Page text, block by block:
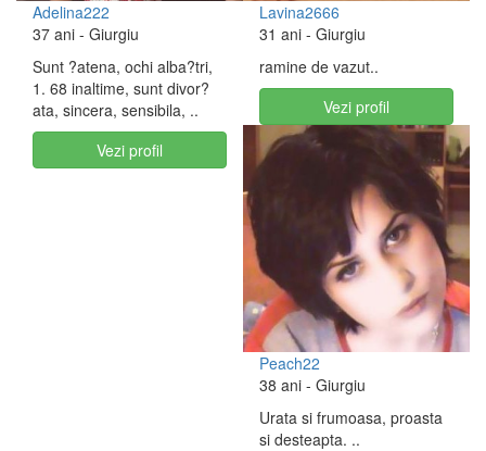
Adelina222
37 ani - Giurgiu
Sunt ?atena, ochi alba?tri,
1. 68 inaltime, sunt divor?
ata, sincera, sensibila, ..
Vezi profil
Lavina2666
31 ani - Giurgiu
ramine de vazut..
Vezi profil
Peach22
38 ani - Giurgiu
Urata si frumoasa, proasta
si desteapta. ..